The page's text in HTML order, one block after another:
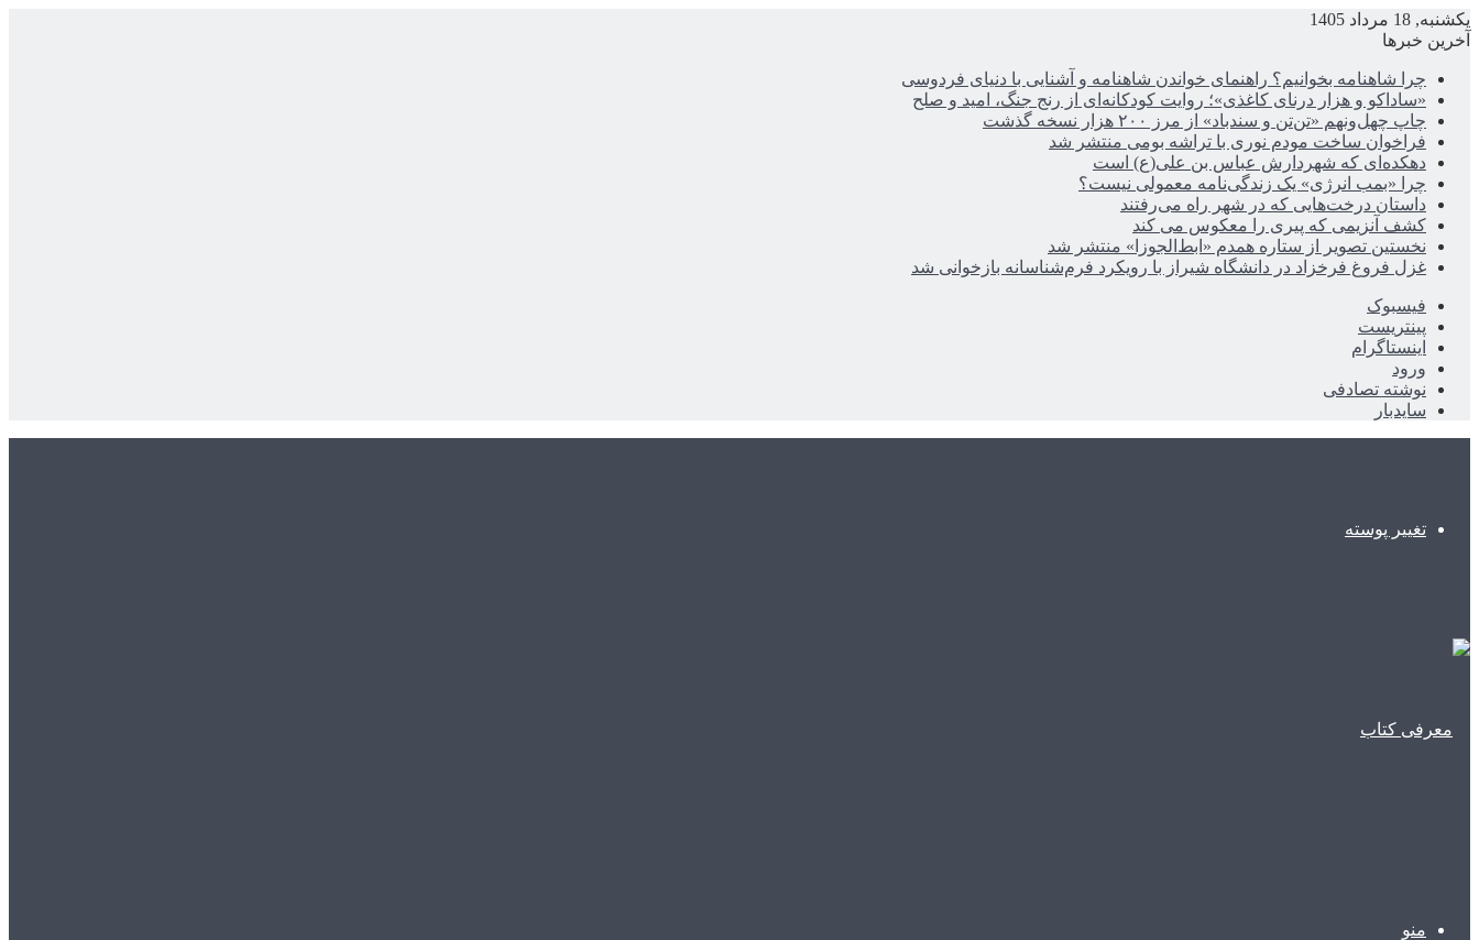
یکشنبه, 18 مرداد 1405
آخرین خبرها
چرا شاهنامه بخوانیم؟ راهنمای خواندن شاهنامه و آشنایی با دنیای فردوسی
«ساداکو و هزار درنای کاغذی»؛ روایت کودکانه‌ای از رنج جنگ، امید و صلح
چاپ چهل‌ونهم «تن‌تن و سندباد» از مرز ۲۰۰ هزار نسخه گذشت
فراخوان ساخت مودم نوری با تراشه بومی منتشر شد
دهکده‌ای که شهردارش عباس بن علی(ع) است
چرا «بمب انرژی» یک زندگی‌نامه معمولی نیست؟
داستان درخت‌هایی که در شهر راه می‌رفتند
کشف آنزیمی که پیری را معکوس می کند
نخستین تصویر از ستاره همدم «ابط‌الجوزا» منتشر شد
غزل فروغ فرخزاد در دانشگاه شیراز با رویکرد فرم‌شناسانه بازخوانی شد
فیسبوک
پینتریست
اینستاگرام
ورود
نوشته تصادفی
سایدبار
تغییر پوسته
منو